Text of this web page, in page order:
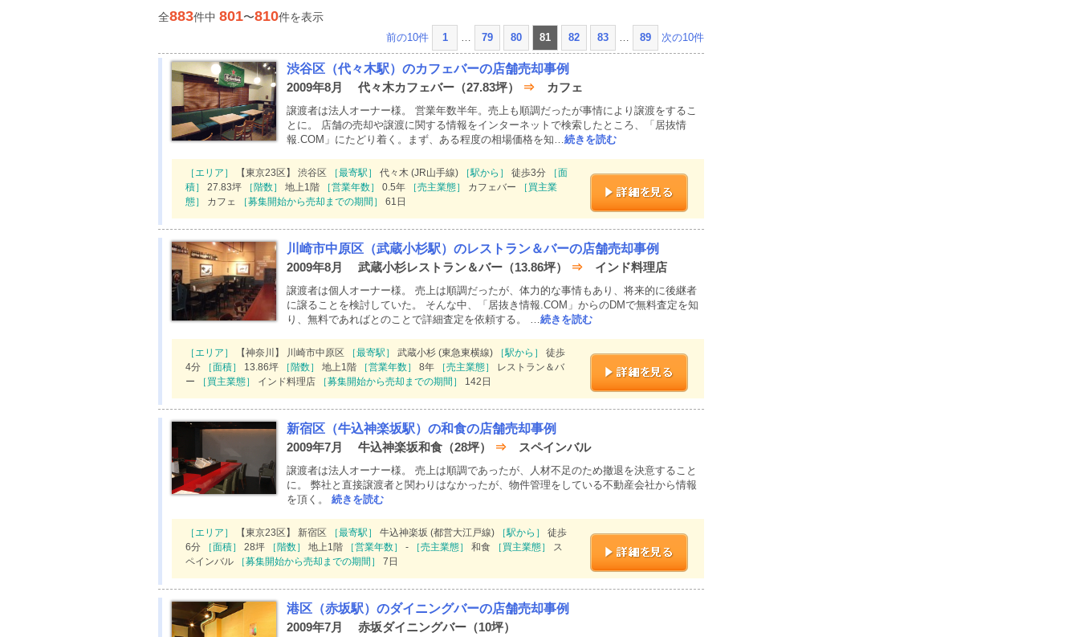
全883件中 801〜810件を表示
前の10件 1 … 79 80 81 82 83 … 89 次の10件
渋谷区（代々木駅）のカフェバーの店舗売却事例
2009年8月 代々木カフェバー（27.83坪）
⇒ カフェ
譲渡者は法人オーナー様。 営業年数半年。売上も順調だったが事情により譲渡をするこ
とに。 店舗の売却や譲渡に関する情報をインターネットで検索したところ、「居抜情
報.COM」にたどり着く。まず、ある程度の相場価格を知…続きを読む
［エリア］ 【東京23区】 渋谷区 ［最寄駅］ 代々木 (JR山手線) ［駅から］ 徒歩3分
［面
積］
27.83坪 ［階数］ 地上1階 ［営業年数］ 0.5年 ［売主業態］ カフェバー
［買主業
態］
カフェ ［募集開始から売却までの期間］ 61日
川崎市中原区（武蔵小杉駅）のレストラン＆バーの店舗売却事例
2009年8月 武蔵小杉レストラン＆バー（13.86坪）
⇒ インド料理店
譲渡者は個人オーナー様。 売上は順調だったが、体力的な事情もあり、将来的に後継者
に譲ることを検討していた。 そんな中、「居抜き情報.COM」からのDMで無料査定を知
り、無料であればとのことで詳細査定を依頼する。 …続きを読む
［エリア］ 【神奈川】 川崎市中原区 ［最寄駅］ 武蔵小杉 (東急東横線) ［駅から］
徒歩
4分
［面積］ 13.86坪 ［階数］ 地上1階 ［営業年数］ 8年 ［売主業態］
レストラン＆バ
ー
［買主業態］ インド料理店 ［募集開始から売却までの期間］ 142日
新宿区（牛込神楽坂駅）の和食の店舗売却事例
2009年7月 牛込神楽坂和食（28坪）
⇒ スペインバル
譲渡者は法人オーナー様。 売上は順調であったが、人材不足のため撤退を決意すること
に。 弊社と直接譲渡者と関わりはなかったが、物件管理をしている不動産会社から情報
を頂く。 続きを読む
［エリア］ 【東京23区】 新宿区 ［最寄駅］ 牛込神楽坂 (都営大江戸線) ［駅から］
徒歩
6分
［面積］ 28坪 ［階数］ 地上1階 ［営業年数］ - ［売主業態］ 和食 ［買主業態］
ス
ペインバル
［募集開始から売却までの期間］ 7日
港区（赤坂駅）のダイニングバーの店舗売却事例
2009年7月 赤坂ダイニングバー（10坪）